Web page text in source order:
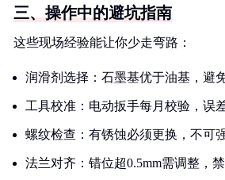
三、操作中的避坑指南
这些现场经验能让你少走弯路：
润滑剂选择：石墨基优于油基，避
工具校准：电动扳手每月校验，误
螺纹检查：有锈蚀必须更换，不可
法兰对齐：错位超0.5mm需调整，